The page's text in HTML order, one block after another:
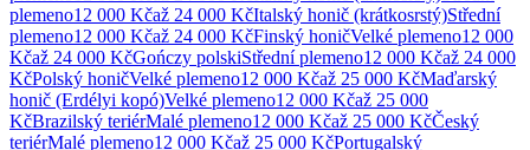
plemeno12 000 Kčaž 24 000 KčItalský honič (krátkosrstý)Střední
plemeno12 000 Kčaž 24 000 KčFinský honičVelké plemeno12 000
Kčaž 24 000 KčGończy polskiStředníplemeno12 000 Kčaž 24 000
KčPolský honičVelké plemeno12 000 Kčaž 25 000 KčMaďarský
honič (Erdélyi kopó)Velké plemeno12 000 Kčaž 25 000
KčBrazilský teriérMalé plemeno12 000 Kčaž 25 000 KčČeský
teriérMalé plemeno12 000 Kčaž 25 000 KčPortugalský